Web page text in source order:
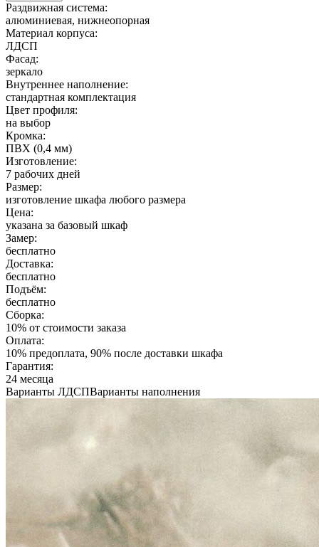
Раздвижная система:
алюминиевая, нижнеопорная
Материал корпуса:
ЛДСП
Фасад:
зеркало
Внутреннее наполнение:
стандартная комплектация
Цвет профиля:
на выбор
Кромка:
ПВХ (0,4 мм)
Изготовление:
7 рабочих дней
Размер:
изготовление шкафа любого размера
Цена:
указана за базовый шкаф
Замер:
бесплатно
Доставка:
бесплатно
Подъём:
бесплатно
Сборка:
10% от стоимости заказа
Оплата:
10% предоплата, 90% после доставки шкафа
Гарантия:
24 месяца
Варианты ЛДСПВарианты наполнения